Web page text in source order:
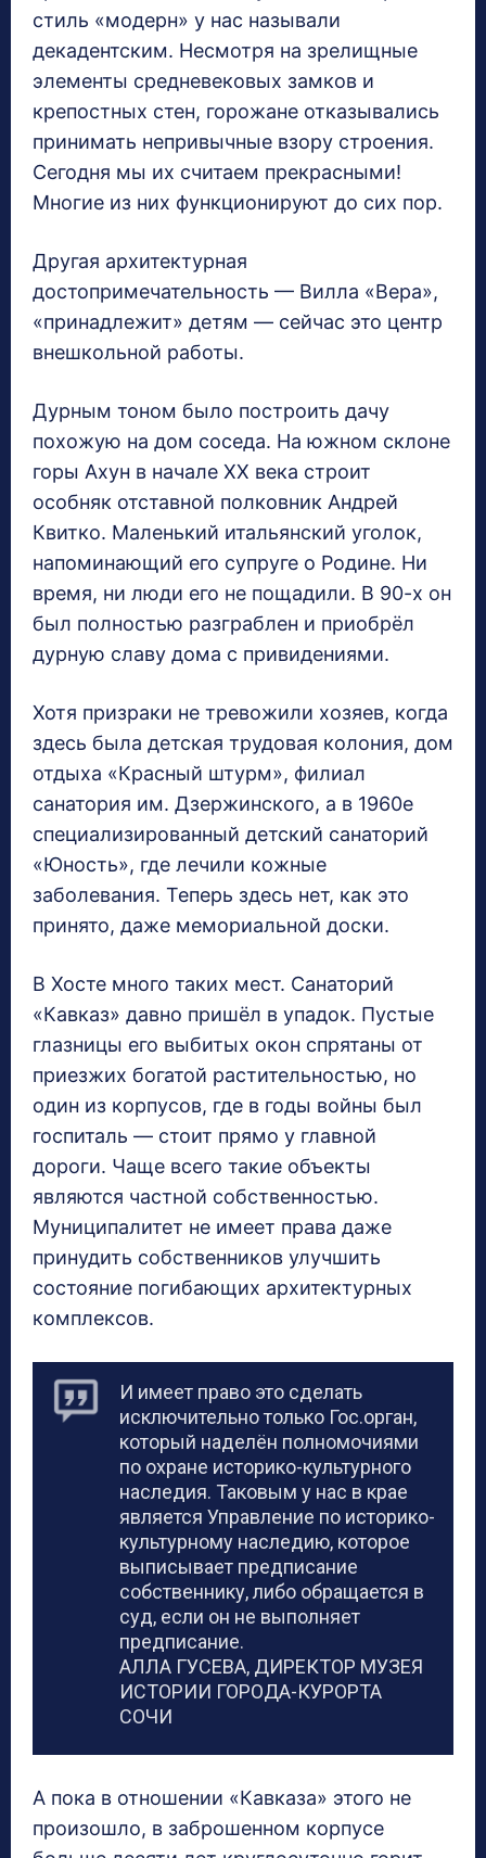
стиль «модерн» у нас называли
декадентским. Несмотря на зрелищные
элементы средневековых замков и
крепостных стен, горожане отказывались
принимать непривычные взору строения.
Сегодня мы их считаем прекрасными!
Многие из них функционируют до сих пор.
Другая архитектурная
достопримечательность — Вилла «Вера»,
«принадлежит» детям — сейчас это центр
внешкольной работы.
Дурным тоном было построить дачу
похожую на дом соседа. На южном склоне
горы Ахун в начале ХХ века строит
особняк отставной полковник Андрей
Квитко. Маленький итальянский уголок,
напоминающий его супруге о Родине. Ни
время, ни люди его не пощадили. В 90-х он
был полностью разграблен и приобрёл
дурную славу дома с привидениями.
Хотя призраки не тревожили хозяев, когда
здесь была детская трудовая колония, дом
отдыха «Красный штурм», филиал
санатория им. Дзержинского, а в 1960е
специализированный детский санаторий
«Юность», где лечили кожные
заболевания. Теперь здесь нет, как это
принято, даже мемориальной доски.
В Хосте много таких мест. Санаторий
«Кавказ» давно пришёл в упадок. Пустые
глазницы его выбитых окон спрятаны от
приезжих богатой растительностью, но
один из корпусов, где в годы войны был
госпиталь — стоит прямо у главной
дороги. Чаще всего такие объекты
являются частной собственностью.
Муниципалитет не имеет права даже
принудить собственников улучшить
состояние погибающих архитектурных
комплексов.
И имеет право это сделать
исключительно только Гос.орган,
который наделён полномочиями
по охране историко-культурного
наследия. Таковым у нас в крае
является Управление по историко-
культурному наследию, которое
выписывает предписание
собственнику, либо обращается в
суд, если он не выполняет
предписание.
АЛЛА ГУСЕВА, ДИРЕКТОР МУЗЕЯ
ИСТОРИИ ГОРОДА-КУРОРТА
СОЧИ
А пока в отношении «Кавказа» этого не
произошло, в заброшенном корпусе